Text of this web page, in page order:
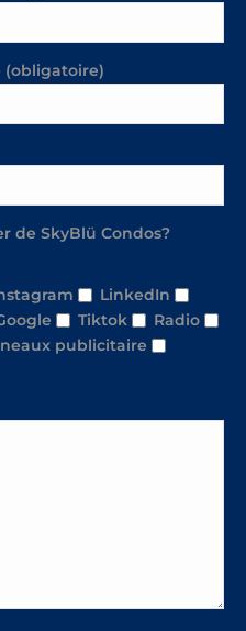
(obligatoire)
de SkyBlü Condos?
LinkedIn
Tiktok
Radio
publicitaire